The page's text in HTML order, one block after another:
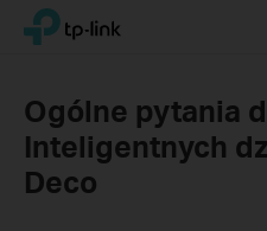
Click
navigation
TP-Link, Reliably Smart
Ogólne pytania
Inteligentnych
Deco